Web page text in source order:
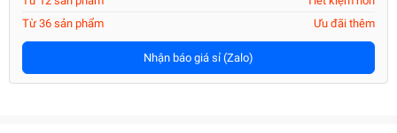
Từ 36 sản phẩm
Ưu đãi thêm
Nhận báo giá sỉ (Zalo)